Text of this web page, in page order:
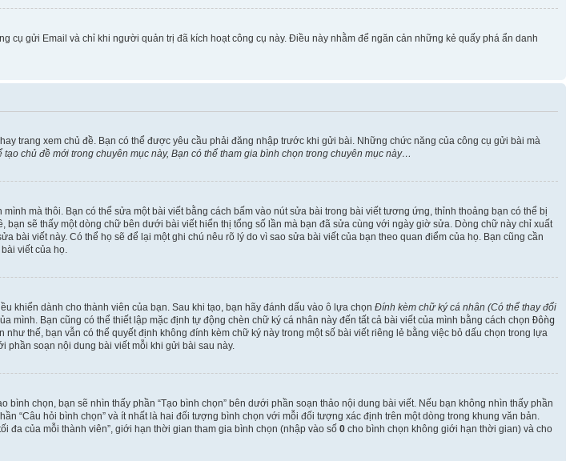
gửi Email và chỉ khi người quản trị đã kích hoạt công cụ này. Điều này nhằm để ngăn cản những kẻ quấy phá ẩn danh
trang xem chủ đề. Bạn có thể được yêu cầu phải đăng nhập trước khi gửi bài. Những chức năng của công cụ gửi bài mà
tạo chủ đề mới trong chuyên mục này, Bạn có thể tham gia bình chọn trong chuyên mục này…
mà thôi. Bạn có thể sửa một bài viết bằng cách bấm vào nút sửa bài trong bài viết tương ứng, thỉnh thoảng bạn có thể bị
sẽ thấy một dòng chữ bên dưới bài viết hiển thị tổng số lần mà bạn đã sửa cùng với ngày giờ sửa. Dòng chữ này chỉ xuất
bài viết này. Có thể họ sẽ để lại một ghi chú nêu rõ lý do vì sao sửa bài viết của bạn theo quan điểm của họ. Bạn cũng cần
viết của họ.
khiển dành cho thành viên của bạn. Sau khi tạo, bạn hãy đánh dấu vào ô lựa chọn Đính kèm chữ ký cá nhân (Có thể thay đổi
mình. Bạn cũng có thể thiết lập mặc định tự động chèn chữ ký cá nhân này đến tất cả bài viết của mình bằng cách chọn Đồng
thế, bạn vẫn có thể quyết định không đính kèm chữ ký này trong một số bài viết riêng lẻ bằng việc bỏ dấu chọn trong lựa
phần soạn nội dung bài viết mỗi khi gửi bài sau này.
chọn, bạn sẽ nhìn thấy phần “Tạo bình chọn” bên dưới phần soạn thảo nội dung bài viết. Nếu bạn không nhìn thấy phần
“Câu hỏi bình chọn” và ít nhất là hai đối tượng bình chọn với mỗi đối tượng xác định trên một dòng trong khung văn bản.
đa của mỗi thành viên”, giới hạn thời gian tham gia bình chọn (nhập vào số 0 cho bình chọn không giới hạn thời gian) và cho